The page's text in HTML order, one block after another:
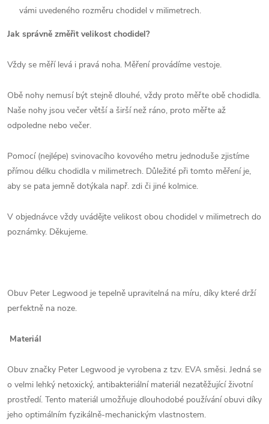
vámi uvedeného rozměru chodidel v milimetrech.
Jak správně změřit velikost chodidel?
Vždy se měří levá i pravá noha. Měření provádíme vestoje.
Obě nohy nemusí být stejně dlouhé, vždy proto měřte obě chodidla.
Naše nohy jsou večer větší a širší než ráno, proto měřte až
odpoledne nebo večer.
Pomocí (nejlépe) svinovacího kovového metru jednoduše zjistíme
přímou délku chodidla v milimetrech. Důležité při tomto měření je,
aby se pata jemně dotýkala např. zdi či jiné kolmice.
V objednávce vždy uvádějte velikost obou chodidel v milimetrech do
poznámky. Děkujeme.
Obuv Peter Legwood je tepelně upravitelná na míru, díky které drží
perfektně na noze.
Materiál
Obuv značky Peter Legwood je vyrobena z tzv. EVA směsi. Jedná se
o velmi lehký netoxický, antibakteriální materiál nezatěžující životní
prostředí. Tento materiál umožňuje dlouhodobé používání obuvi díky
jeho optimálním fyzikálně-mechanickým vlastnostem.